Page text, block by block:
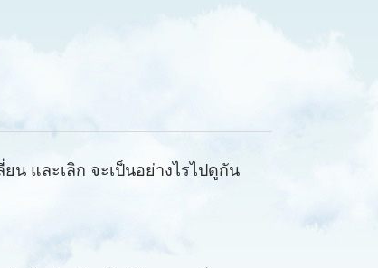
น และเลิก จะเป็นอย่างไรไปดูกัน